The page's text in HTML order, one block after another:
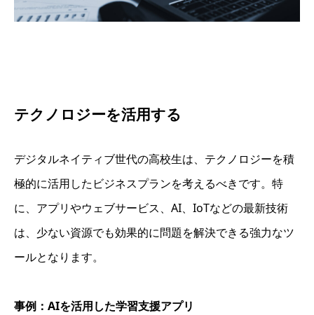
テクノロジーを活用する
デジタルネイティブ世代の高校生は、テクノロジーを積
極的に活用したビジネスプランを考えるべきです。特
に、アプリやウェブサービス、AI、IoTなどの最新技術
は、少ない資源でも効果的に問題を解決できる強力なツ
ールとなります。
事例：AIを活用した学習支援アプリ